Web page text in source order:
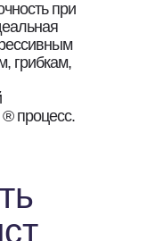
при
грибкам,
® процесс.